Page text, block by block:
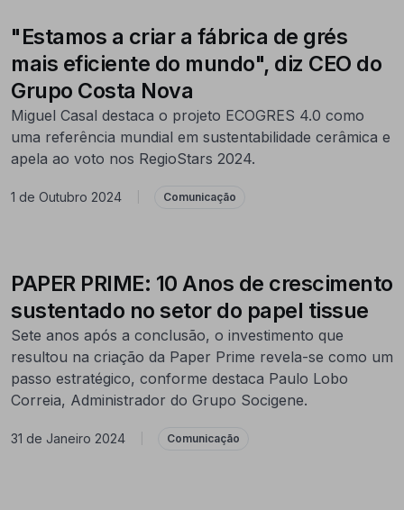
"Estamos a criar a fábrica de grés
mais eficiente do mundo", diz CEO do
Grupo Costa Nova
Miguel Casal destaca o projeto ECOGRES 4.0 como
uma referência mundial em sustentabilidade cerâmica e
apela ao voto nos RegioStars 2024.
1 de Outubro 2024 Comunicação
PAPER PRIME: 10 Anos de crescimento
sustentado no setor do papel tissue
Sete anos após a conclusão, o investimento que
resultou na criação da Paper Prime revela-se como um
passo estratégico, conforme destaca Paulo Lobo
Correia, Administrador do Grupo Socigene.
31 de Janeiro 2024 Comunicação